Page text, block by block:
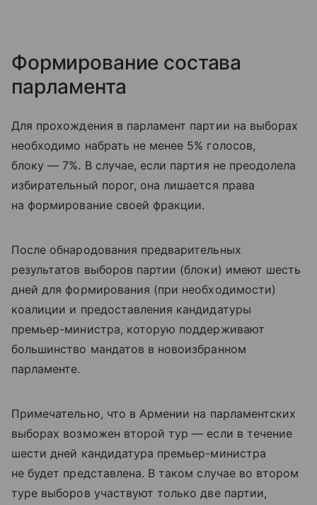
Формирование состава
парламента
Для прохождения в парламент партии на выборах
необходимо набрать не менее 5% голосов,
блоку — 7%. В случае, если партия не преодолела
избирательный порог, она лишается права
на формирование своей фракции.
После обнародования предварительных
результатов выборов партии (блоки) имеют шесть
дней для формирования (при необходимости)
коалиции и предоставления кандидатуры
премьер-министра, которую поддерживают
большинство мандатов в новоизбранном
парламенте.
Примечательно, что в Армении на парламентских
выборах возможен второй тур — если в течение
шести дней кандидатура премьер-министра
не будет представлена. В таком случае во втором
туре выборов участвуют только две партии,